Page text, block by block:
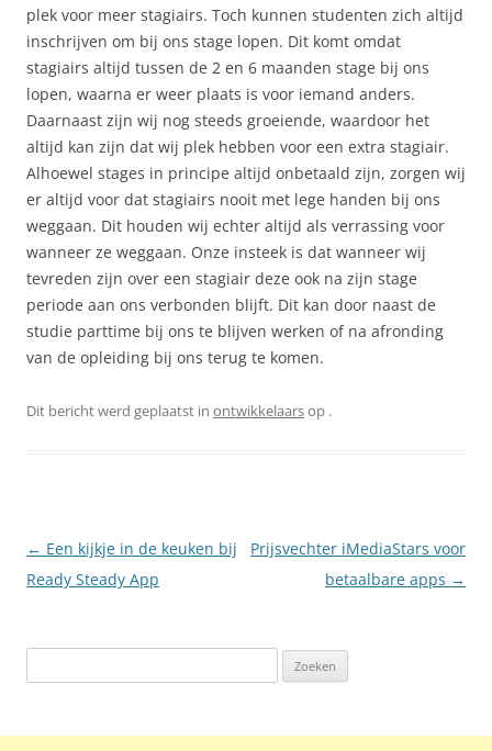
plek voor meer stagiairs. Toch kunnen studenten zich altijd
inschrijven om bij ons stage lopen. Dit komt omdat
stagiairs altijd tussen de 2 en 6 maanden stage bij ons
lopen, waarna er weer plaats is voor iemand anders.
Daarnaast zijn wij nog steeds groeiende, waardoor het
altijd kan zijn dat wij plek hebben voor een extra stagiair.
Alhoewel stages in principe altijd onbetaald zijn, zorgen wij
er altijd voor dat stagiairs nooit met lege handen bij ons
weggaan. Dit houden wij echter altijd als verrassing voor
wanneer ze weggaan. Onze insteek is dat wanneer wij
tevreden zijn over een stagiair deze ook na zijn stage
periode aan ons verbonden blijft. Dit kan door naast de
studie parttime bij ons te blijven werken of na afronding
van de opleiding bij ons terug te komen.
Dit bericht werd geplaatst in ontwikkelaarsop .
Berichtnavigatie
← Een kijkje in de keuken bij
Ready Steady App
Prijsvechter iMediaStars voor
betaalbare apps →
naar: